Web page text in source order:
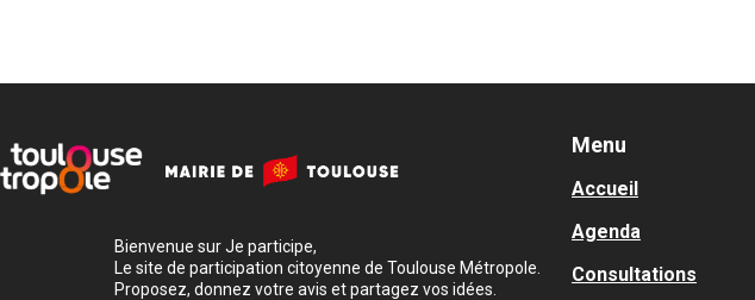
Bienvenue sur Je participe,
Le site de participation citoyenne de Toulouse Métropole.
Proposez, donnez votre avis et partagez vos idées.
Menu
Accueil
Agenda
Consultations